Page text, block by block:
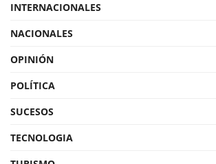
INTERNACIONALES
NACIONALES
OPINIÓN
POLÍTICA
SUCESOS
TECNOLOGIA